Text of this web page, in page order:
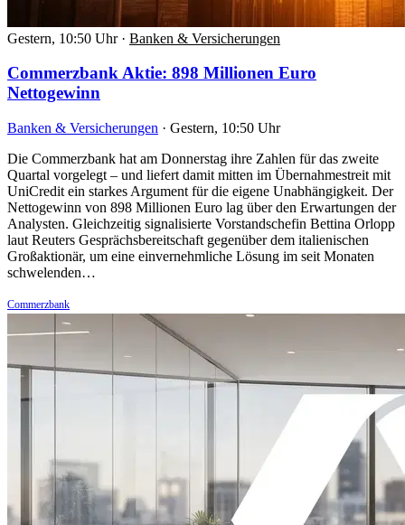
Gestern, 10:50 Uhr · Banken & Versicherungen
Commerzbank Aktie: 898 Millionen Euro
Nettogewinn
Banken & Versicherungen · Gestern, 10:50 Uhr
Die Commerzbank hat am Donnerstag ihre Zahlen für das zweite
Quartal vorgelegt – und liefert damit mitten im Übernahmestreit mit
UniCredit ein starkes Argument für die eigene Unabhängigkeit. Der
Nettogewinn von 898 Millionen Euro lag über den Erwartungen der
Analysten. Gleichzeitig signalisierte Vorstandschefin Bettina Orlopp
laut Reuters Gesprächsbereitschaft gegenüber dem italienischen
Großaktionär, um eine einvernehmliche Lösung im seit Monaten
schwelenden…
Commerzbank